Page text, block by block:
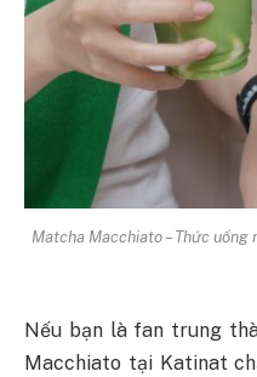
Matcha Macchiato – Thức
Nếu bạn là fan trung
Macchiato tại Katinat